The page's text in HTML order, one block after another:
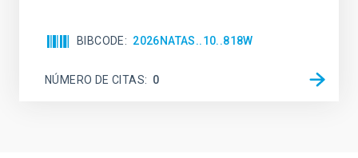
BIBCODE 2026NATAS..10..818W
NÚMERO DE CITAS 0